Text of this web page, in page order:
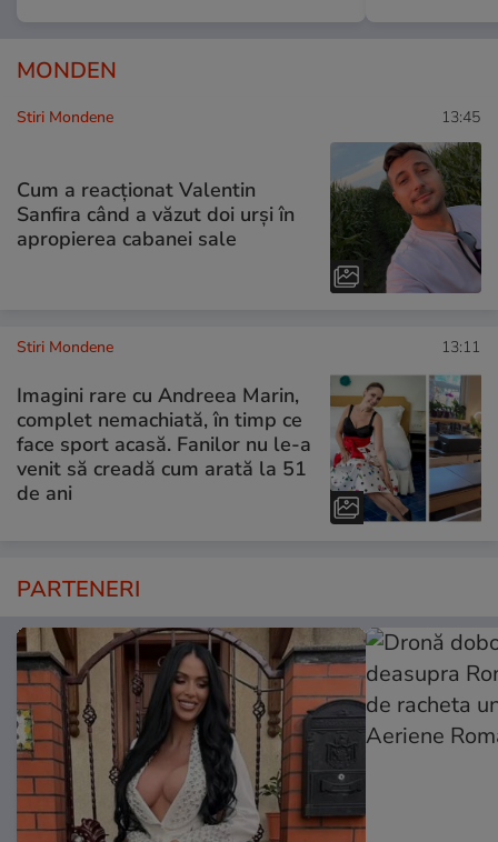
MONDEN
Stiri Mondene 13:45
Cum a reacționat Valentin
Sanfira când a văzut doi urși în
apropierea cabanei sale
Stiri Mondene 13:11
Imagini rare cu Andreea Marin,
complet nemachiată, în timp ce
face sport acasă. Fanilor nu le-a
venit să creadă cum arată la 51
de ani
PARTENERI